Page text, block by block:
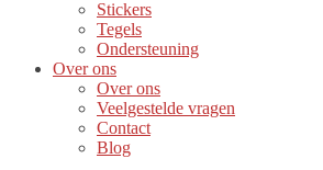
Stickers
Tegels
Ondersteuning
Over ons
Over ons
Veelgestelde vragen
Contact
Blog